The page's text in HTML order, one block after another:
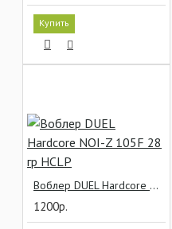
Купить
Воблер DUEL Hardcore NOI-Z 105F 28 гр HCLP
1200р.